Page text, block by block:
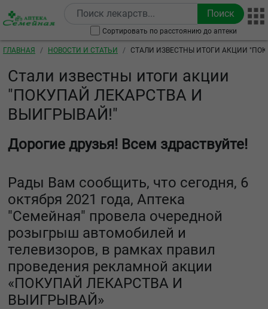
Сортировать по расстоянию до аптеки
Строка навигации
ГЛАВНАЯ НОВОСТИ И СТАТЬИ
СТАЛИ ИЗВЕСТНЫ ИТОГИ АКЦИИ
Стали известны итоги акции
"ПОКУПАЙ ЛЕКАРСТВА И
ВЫИГРЫВАЙ!"
Дорогие друзья! Всем здраствуйте!
Рады Вам сообщить, что сегодня, 6
октября 2021 года, Аптека
"Семейная" провела очередной
розыгрыш автомобилей и
телевизоров, в рамках правил
проведения рекламной акции
«ПОКУПАЙ ЛЕКАРСТВА И
ВЫИГРЫВАЙ»